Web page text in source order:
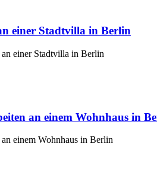
einer Stadtvilla in Berlin
einer Stadtvilla in Berlin
an einem Wohnhaus in
einem Wohnhaus in Berlin